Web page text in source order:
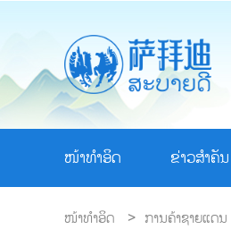
ໜ້າທຳອິດ ຂ່າວສຳຄັນ
ໜ້າທຳອິດ > ການຄ້າຊາຍແດນ